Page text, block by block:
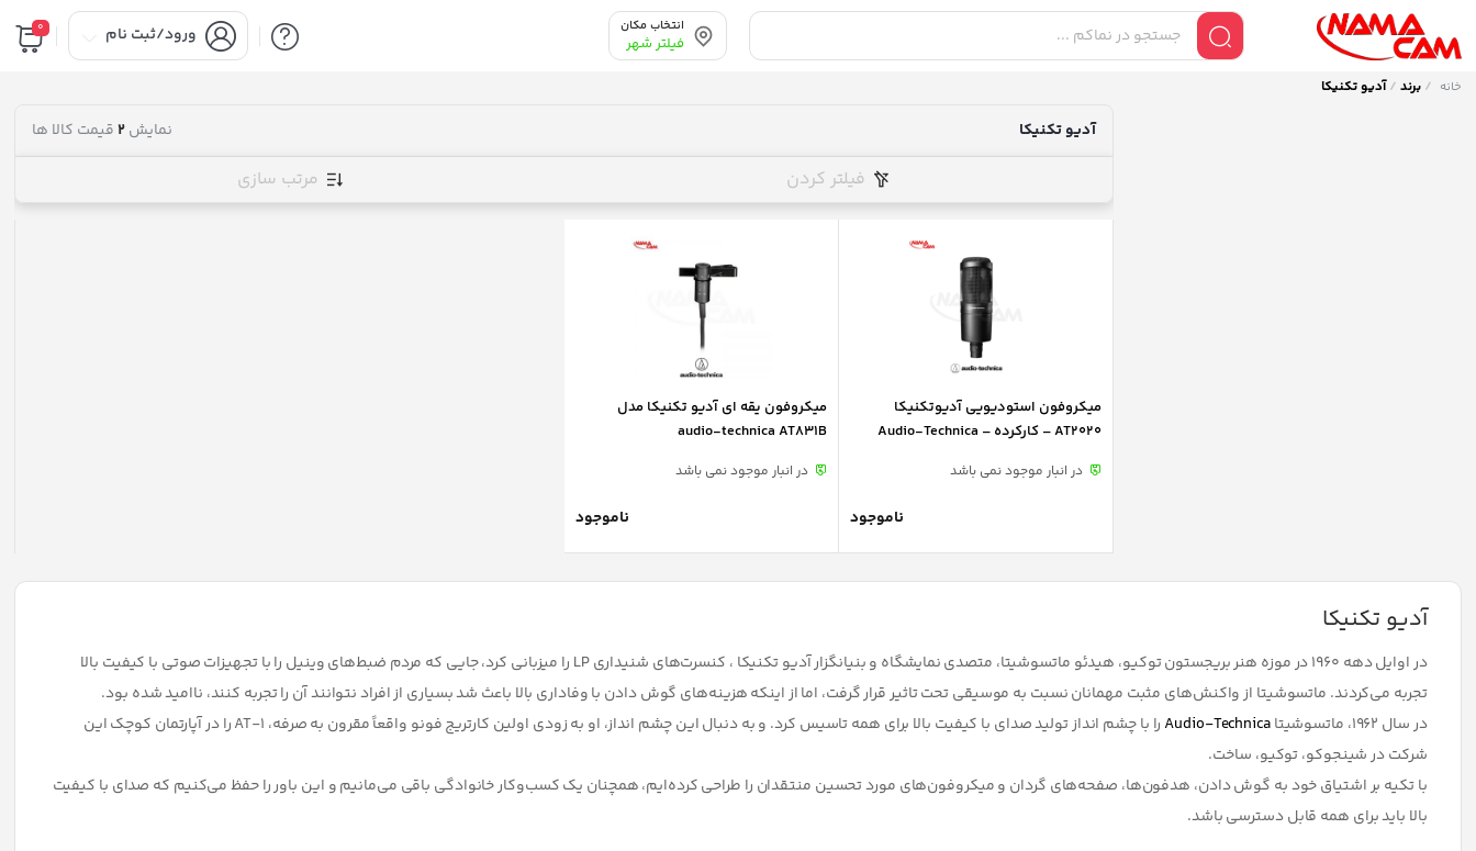
انتخاب مکان
فیلتر شهر ورود/ثبت نام 0
خانه /برند /آدیو تکنیکا
آدیو تکنیکا نمایش2 قیمت کالا ها
فیلتر کردن مرتب سازی
میکروفون استودیویی آدیوتکنیکا
AT2020 – کارکرده – Audio-Technica
در انبار موجود نمی باشد
ناموجود
میکروفون یقه ای آدیو تکنیکا مدل
audio-technica AT831B
در انبار موجود نمی باشد
ناموجود
آدیو تکنیکا
در اوایل دهه 1960 در موزه هنر بریجستون توکیو، هیدئو ماتسوشیتا، متصدی نمایشگاه و بنیانگزار آدیو تکنیکا ، کنسرت‌های شنیداری LP را میزبانی کرد، جایی که مردم ضبط‌های وینیل را با تجهیزات صوتی با کیفیت بالا
تجربه می‌کردند. ماتسوشیتا از واکنش‌های مثبت مهمانان نسبت به موسیقی تحت تاثیر قرار گرفت، اما از اینکه هزینه‌های گوش دادن با وفاداری بالا باعث شد بسیاری از افراد نتوانند آن را تجربه کنند، ناامید شده بود.
در سال 1962، ماتسوشیتا
Audio-Technica
را با چشم انداز تولید صدای با کیفیت بالا برای همه تاسیس کرد. و به دنبال این چشم انداز، او به زودی اولین کارتریج فونو واقعاً مقرون به صرفه، AT-1 را در آپارتمان کوچک این
شرکت در شینجوکو، توکیو، ساخت.
با تکیه بر اشتیاق خود به گوش دادن، هدفون‌ها، صفحه‌های گردان و میکروفون‌های مورد تحسین منتقدان را طراحی کرده‌ایم، همچنان یک کسب‌وکار خانوادگی باقی می‌مانیم و این باور را حفظ می‌کنیم که صدای با کیفیت
بالا باید برای همه قابل دسترسی باشد.